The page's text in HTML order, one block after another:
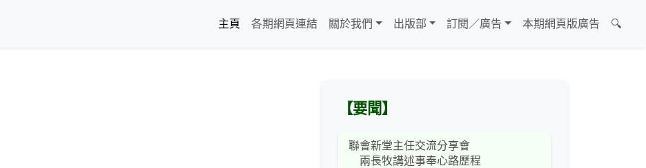
主頁
各期網頁連結 關於我們 出版部 訂閱／廣告 本期網頁版廣告 🔍
【要聞】
聯會新堂主任交流分享會
兩長牧講述事奉心路歷程